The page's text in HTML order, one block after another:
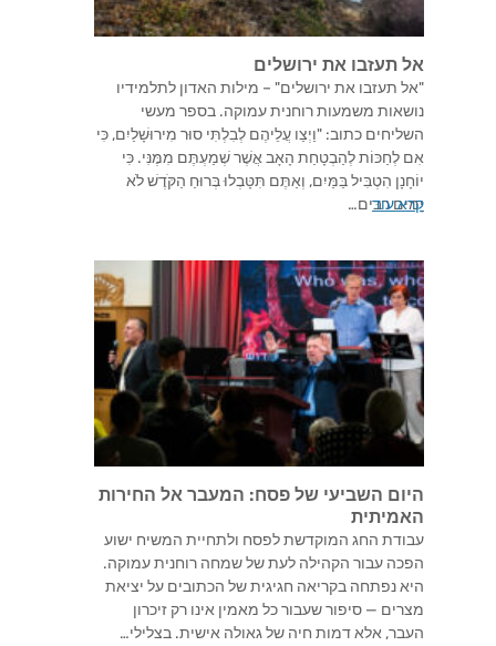
אל תעזבו את ירושלים
"אל תעזבו את ירושלים" – מילות האדון לתלמידיו
נושאות משמעות רוחנית עמוקה. בספר מעשי
השליחים כתוב: "וַיְצַו עֲלֵיהֶם לְבִלְתִּי סוּר מִירוּשָׁלַיִם, כִּי
אִם לְחַכּוֹת לְהַבְטָחַת הָאָב אֲשֶׁר שְׁמַעְתֶּם מִמֶּנִּי. כִּי
יוֹחָנָן הִטְבִּיל בַּמַּיִם, וְאַתֶּם תִּטָּבְלוּ בְּרוּחַ הַקֹּדֶשׁ לֹא
יָמִים רַבִּים…
קרא עוד
היום השביעי של פסח: המעבר אל החירות
האמיתית
עבודת החג המוקדשת לפסח ולתחיית המשיח ישוע
הפכה עבור הקהילה לעת של שמחה רוחנית עמוקה.
היא נפתחה בקריאה חגיגית של הכתובים על יציאת
מצרים — סיפור שעבור כל מאמין אינו רק זיכרון
העבר, אלא דמות חיה של גאולה אישית. בצלילי…